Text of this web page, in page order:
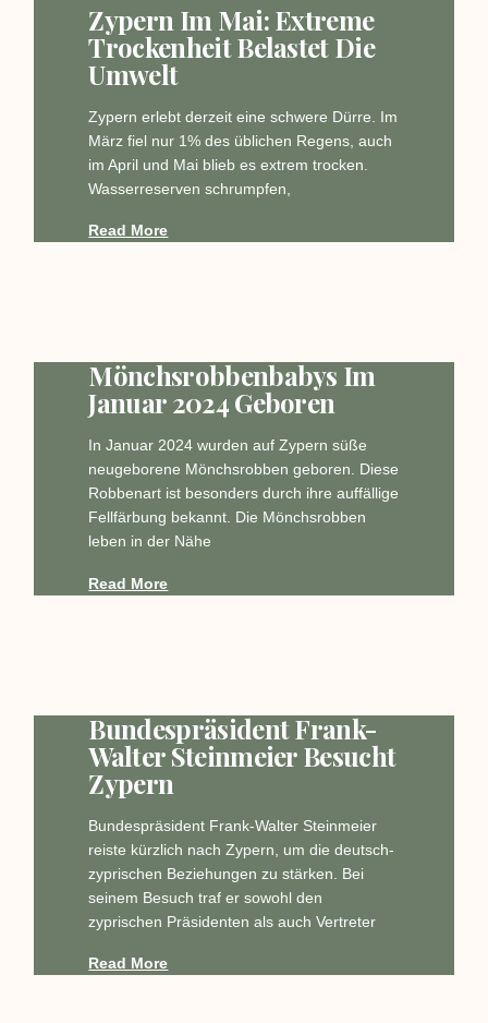
Zypern Im Mai: Extreme
Trockenheit Belastet Die
Umwelt
Zypern erlebt derzeit eine schwere Dürre. Im
März fiel nur 1% des üblichen Regens, auch
im April und Mai blieb es extrem trocken.
Wasserreserven schrumpfen,
Read More
Mönchsrobbenbabys Im
Januar 2024 Geboren
In Januar 2024 wurden auf Zypern süße
neugeborene Mönchsrobben geboren. Diese
Robbenart ist besonders durch ihre auffällige
Fellfärbung bekannt. Die Mönchsrobben
leben in der Nähe
Read More
Bundespräsident Frank-
Walter Steinmeier Besucht
Zypern
Bundespräsident Frank-Walter Steinmeier
reiste kürzlich nach Zypern, um die deutsch-
zyprischen Beziehungen zu stärken. Bei
seinem Besuch traf er sowohl den
zyprischen Präsidenten als auch Vertreter
Read More